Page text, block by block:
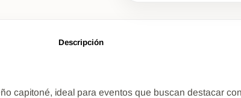
Descripción
capitoné, ideal para eventos que buscan destacar